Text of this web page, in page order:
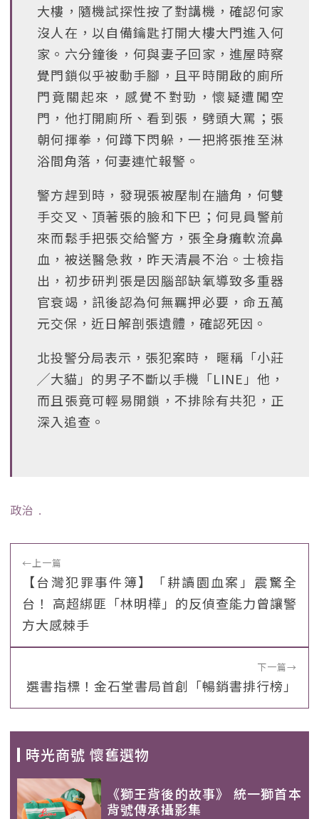
大樓，隨機試探性按了對講機，確認何家
沒人在，以自備鑰匙打開大樓大門進入何
家。六分鐘後，何與妻子回家，進屋時察
覺門鎖似乎被動手腳，且平時開啟的廁所
門竟關起來，感覺不對勁，懷疑遭闖空
門，他打開廁所、看到張，劈頭大罵；張
朝何揮拳，何蹲下閃躲，一把將張推至淋
浴間角落，何妻連忙報警。
警方趕到時，發現張被壓制在牆角，何雙
手交叉、頂著張的臉和下巴；何見員警前
來而鬆手把張交給警方，張全身癱軟流鼻
血，被送醫急救，昨天清晨不治。士檢指
出，初步研判張是因腦部缺氧導致多重器
官衰竭，訊後認為何無羈押必要，命五萬
元交保，近日解剖張遺體，確認死因。
北投警分局表示，張犯案時， 暱稱「小莊
╱大貓」的男子不斷以手機「LINE」他，
而且張竟可輕易開鎖，不排除有共犯，正
深入追查。
政治 ﹒
←上一篇
【台灣犯罪事件簿】「耕讀園血案」震驚全
台！ 高超綁匪「林明樺」的反偵查能力曾讓警
方大感棘手
下一篇→
選書指標！金石堂書局首創「暢銷書排行榜」
時光商號 懷舊選物
《獅王背後的故事》 統一獅首本
背號傳承攝影集